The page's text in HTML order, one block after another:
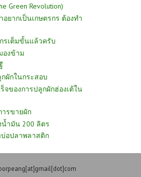
Green Revolution)
อยากเป็นเกษตรกร ต้องทำ
รเต็มขั้นแล้วครับ
องข้าม
ผักในกระสอบ
จของการปลูกผักฮ่องเต้ใน
รขายผัก
น้ำมัน 200 ลิตร
อปลาพลาสติก